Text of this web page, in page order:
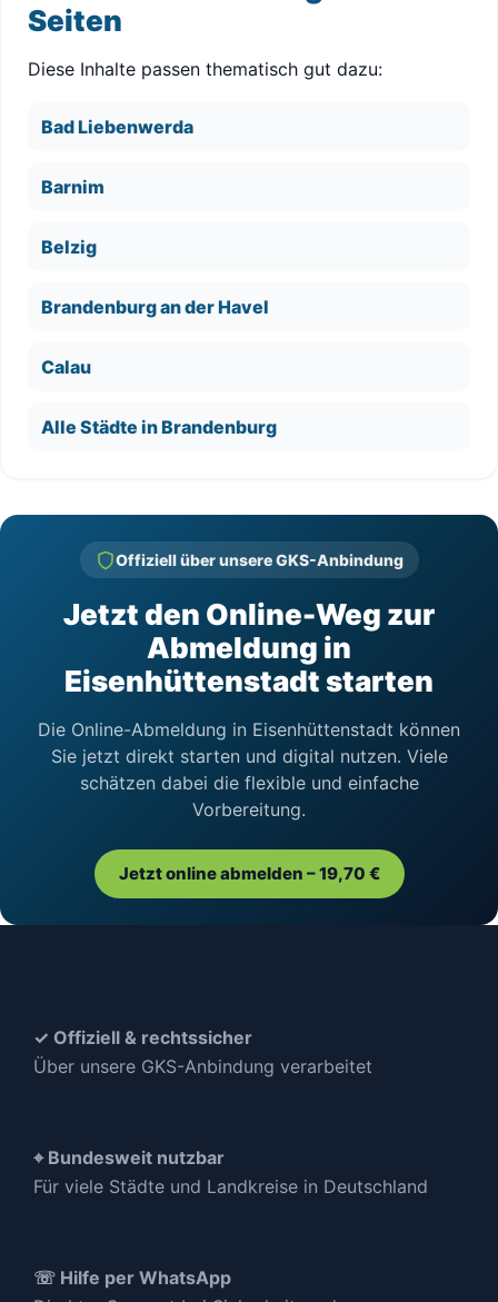
Seiten
Diese Inhalte passen thematisch gut dazu:
Bad Liebenwerda
Barnim
Belzig
Brandenburg an der Havel
Calau
Alle Städte in Brandenburg
Offiziell über unsere GKS-Anbindung
Jetzt den Online-Weg zur
Abmeldung in
Eisenhüttenstadt starten
Die Online-Abmeldung in Eisenhüttenstadt können
Sie jetzt direkt starten und digital nutzen. Viele
schätzen dabei die flexible und einfache
Vorbereitung.
Jetzt online abmelden – 19,70 €
✓ Offiziell & rechtssicher
Über unsere GKS-Anbindung verarbeitet
⌖ Bundesweit nutzbar
Für viele Städte und Landkreise in Deutschland
☏ Hilfe per WhatsApp